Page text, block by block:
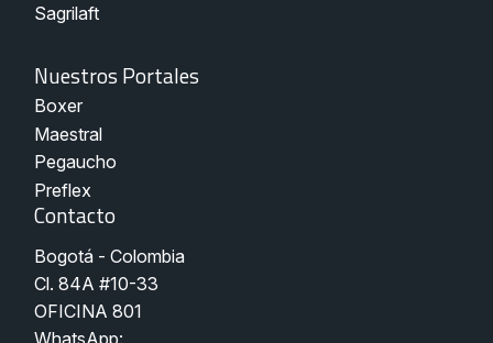
Sagrilaft
Nuestros
Portales
Nuestros Portales
Boxer
Maestral
Pegaucho
Preflex
Contacto
Bogotá - Colombia
Cl. 84A #10-33
OFICINA 801
WhatsApp: